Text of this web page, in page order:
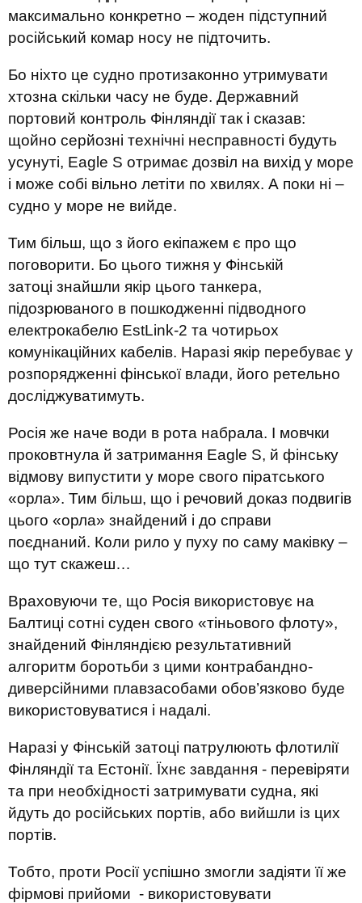
максимально конкретно – жоден підступний
російський комар носу не підточить.
Бо ніхто це судно протизаконно утримувати
хтозна скільки часу не буде. Державний
портовий контроль Фінляндії так і сказав:
щойно серйозні технічні несправності будуть
усунуті, Eagle S отримає дозвіл на вихід у море
і може собі вільно летіти по хвилях. А поки ні –
судно у море не вийде.
Тим більш, що з його екіпажем є про що
поговорити. Бо цього тижня у Фінській
затоці знайшли якір цього танкера,
підозрюваного в пошкодженні підводного
електрокабелю EstLink-2 та чотирьох
комунікаційних кабелів. Наразі якір перебуває у
розпорядженні фінської влади, його ретельно
досліджуватимуть.
Росія же наче води в рота набрала. І мовчки
проковтнула й затримання Eagle S, й фінську
відмову випустити у море свого піратського
«орла». Тим більш, що і речовий доказ подвигів
цього «орла» знайдений і до справи
поєднаний. Коли рило у пуху по саму маківку –
що тут скажеш…
Враховуючи те, що Росія використовує на
Балтиці сотні суден свого «тіньового флоту»,
знайдений Фінляндією результативний
алгоритм боротьби з цими контрабандно-
диверсійними плавзасобами обов’язково буде
використовуватися і надалі.
Наразі у Фінській затоці патрулюють флотилії
Фінляндії та Естонії. Їхнє завдання - перевіряти
та при необхідності затримувати судна, які
йдуть до російських портів, або вийшли із цих
портів.
Тобто, проти Росії успішно змогли задіяти її же
фірмові прийоми - використовувати